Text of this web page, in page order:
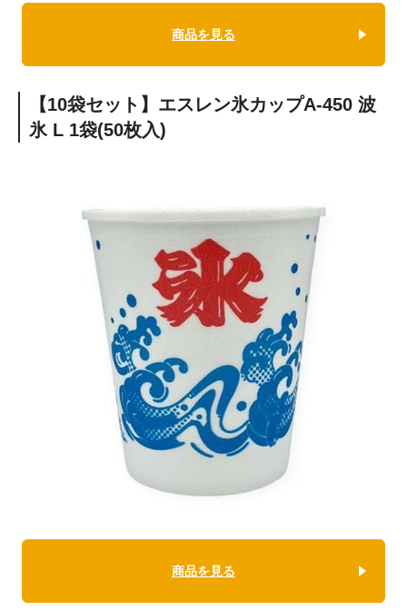
商品を見る
【10袋セット】エスレン氷カップA-450 波
氷 L 1袋(50枚入)
商品を見る